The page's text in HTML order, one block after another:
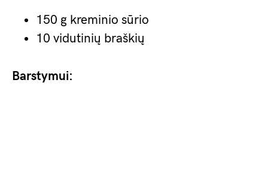
150 g kreminio sūrio
10 vidutinių braškių
Barstymui: